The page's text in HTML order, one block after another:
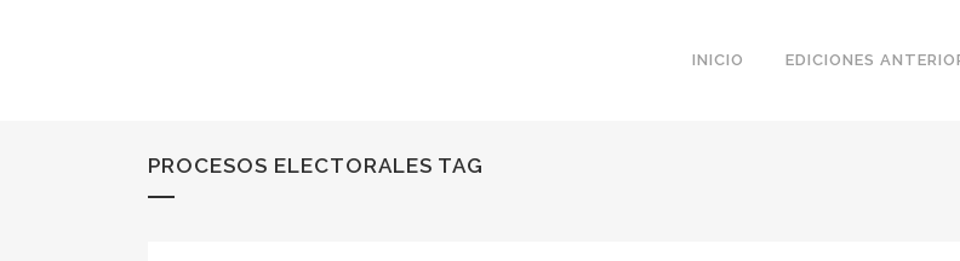
INICIO EDICIONES
PROCESOS ELECTORALES TAG